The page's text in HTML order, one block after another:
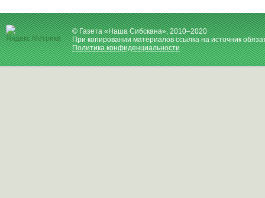
© Газета «Наша Сибскана», 2010–2020
При копировании материалов ссылка на источник
Политика конфиденциальности